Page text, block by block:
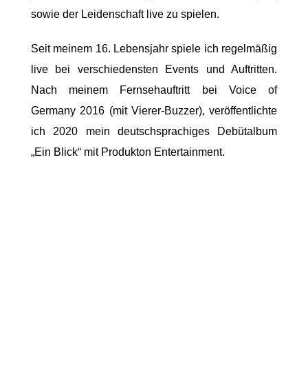
sowie der Leidenschaft live zu spielen.
Seit meinem 16. Lebensjahr spiele ich regelmäßig
live bei verschiedensten Events und Auftritten.
Nach meinem Fernsehauftritt bei Voice of
Germany 2016 (mit Vierer-Buzzer), veröffentlichte
ich 2020 mein deutschsprachiges Debütalbum
„Ein Blick“ mit Produkton Entertainment.